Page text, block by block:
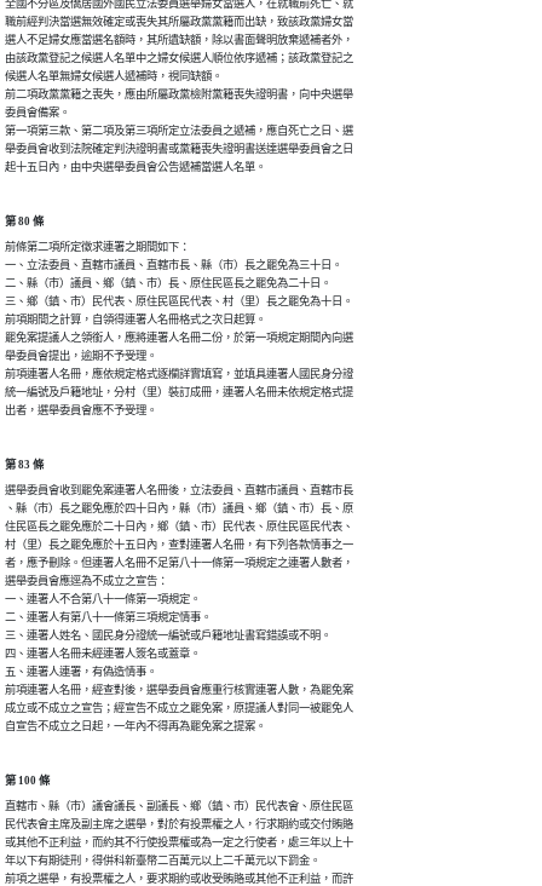
全國不分區及僑居國外國民立法委員選舉婦女當選人，在就職前死亡、就
職前經判決當選無效確定或喪失其所屬政黨黨籍而出缺，致該政黨婦女當
選人不足婦女應當選名額時，其所遺缺額，除以書面聲明放棄遞補者外，
由該政黨登記之候選人名單中之婦女候選人順位依序遞補；該政黨登記之
候選人名單無婦女候選人遞補時，視同缺額。
前二項政黨黨籍之喪失，應由所屬政黨檢附黨籍喪失證明書，向中央選舉
委員會備案。
第一項第三款、第二項及第三項所定立法委員之遞補，應自死亡之日、選
舉委員會收到法院確定判決證明書或黨籍喪失證明書送達選舉委員會之日
起十五日內，由中央選舉委員會公告遞補當選人名單。
第 80 條
前條第二項所定徵求連署之期間如下：
一、立法委員、直轄市議員、直轄市長、縣（市）長之罷免為三十日。
二、縣（市）議員、鄉（鎮、市）長、原住民區長之罷免為二十日。
三、鄉（鎮、市）民代表、原住民區民代表、村（里）長之罷免為十日。
前項期間之計算，自領得連署人名冊格式之次日起算。
罷免案提議人之領銜人，應將連署人名冊二份，於第一項規定期間內向選
舉委員會提出，逾期不予受理。
前項連署人名冊，應依規定格式逐欄詳實填寫，並填具連署人國民身分證
統一編號及戶籍地址，分村（里）裝訂成冊，連署人名冊未依規定格式提
出者，選舉委員會應不予受理。
第 83 條
選舉委員會收到罷免案連署人名冊後，立法委員、直轄市議員、直轄市長
、縣（市）長之罷免應於四十日內，縣（市）議員、鄉（鎮、市）長、原
住民區長之罷免應於二十日內，鄉（鎮、市）民代表、原住民區民代表、
村（里）長之罷免應於十五日內，查對連署人名冊，有下列各款情事之一
者，應予刪除。但連署人名冊不足第八十一條第一項規定之連署人數者，
選舉委員會應逕為不成立之宣告：
一、連署人不合第八十一條第一項規定。
二、連署人有第八十一條第三項規定情事。
三、連署人姓名、國民身分證統一編號或戶籍地址書寫錯誤或不明。
四、連署人名冊未經連署人簽名或蓋章。
五、連署人連署，有偽造情事。
前項連署人名冊，經查對後，選舉委員會應重行核實連署人數，為罷免案
成立或不成立之宣告；經宣告不成立之罷免案，原提議人對同一被罷免人
自宣告不成立之日起，一年內不得再為罷免案之提案。
第 100 條
直轄市、縣（市）議會議長、副議長、鄉（鎮、市）民代表會、原住民區
民代表會主席及副主席之選舉，對於有投票權之人，行求期約或交付賄賂
或其他不正利益，而約其不行使投票權或為一定之行使者，處三年以上十
年以下有期徒刑，得併科新臺幣二百萬元以上二千萬元以下罰金。
前項之選舉，有投票權之人，要求期約或收受賄賂或其他不正利益，而許